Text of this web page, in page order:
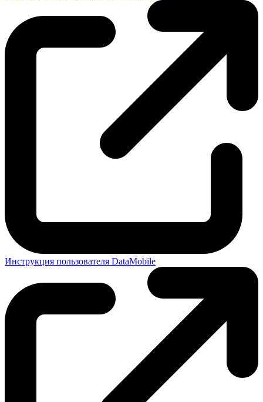
Инструкция пользователя DataMobile